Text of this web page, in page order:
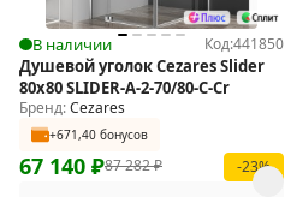
В наличии Код:441850
Душевой уголок Cezares Slider
80x80 SLIDER-A-2-70/80-C-Cr
Бренд:Cezares
+671,40 бонусов
87 282₽
67 140 ₽ -23%